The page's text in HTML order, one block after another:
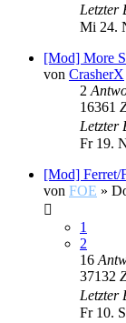
Letzter
Mi 24.
[Mod] More
von CrasherX
2
16361
Letzter
Fr 19.
[Mod] Ferret/
von FOE »
1
2
16
37132
Letzter
Fr 10.